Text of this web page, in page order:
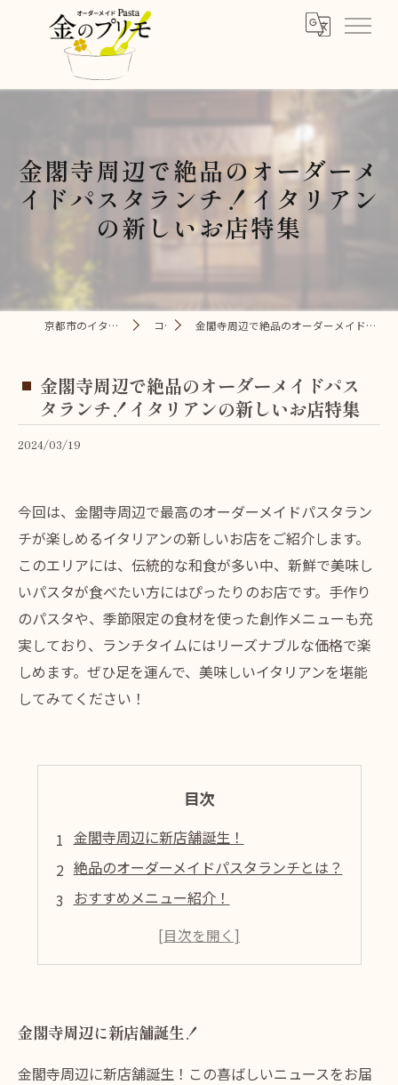
金閣寺周辺で絶品のオーダーメ
イドパスタランチ！イタリアン
の新しいお店特集
京都市のイタリアンなら金のプリモ コラム 金閣寺周辺で絶品のオーダーメイドパスタランチ！イタリアンの新しいお店特集
金閣寺周辺で絶品のオーダーメイドパス
タランチ！イタリアンの新しいお店特集
2024/03/19
今回は、金閣寺周辺で最高のオーダーメイドパスタラン
チが楽しめるイタリアンの新しいお店をご紹介します。
このエリアには、伝統的な和食が多い中、新鮮で美味し
いパスタが食べたい方にはぴったりのお店です。手作り
のパスタや、季節限定の食材を使った創作メニューも充
実しており、ランチタイムにはリーズナブルな価格で楽
しめます。ぜひ足を運んで、美味しいイタリアンを堪能
してみてください！
目次
金閣寺周辺に新店舗誕生！
絶品のオーダーメイドパスタランチとは？
おすすめメニュー紹介！
雰囲気も◎なイタリアン店！
金閣寺周辺に新店舗誕生！
金閣寺周辺に新店舗誕生！この喜ばしいニュースをお届